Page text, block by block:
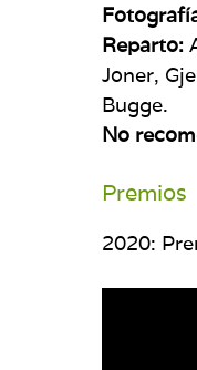
Reparto:
Joner,
Bugge.
No
Premios
2020: